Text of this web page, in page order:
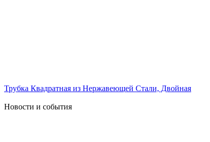
Трубка Квадратная из Нержавеющей Стали, Двойная
Новости и события